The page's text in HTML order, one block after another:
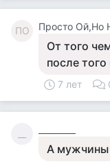
ПО Просто Ой,Но
От того
после того
7 лет
А мужчины